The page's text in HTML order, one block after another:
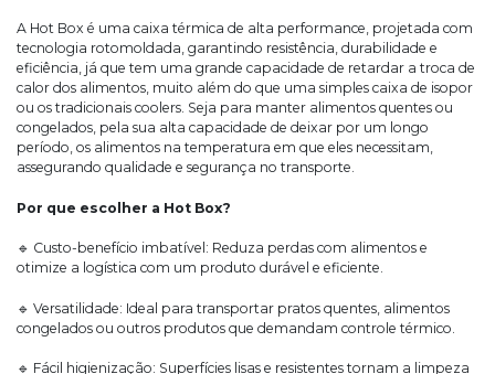
de
A Hot Box é uma caixa térmica de alta performance, projetada com
tecnologia rotomoldada, garantindo resistência, durabilidade e
eficiência, já que tem uma grande capacidade de retardar a troca de
calor dos alimentos, muito além do que uma simples caixa de isopor
ou os tradicionais coolers. Seja para manter alimentos quentes ou
congelados, pela sua alta capacidade de deixar por um longo
período, os alimentos na temperatura em que eles necessitam,
assegurando qualidade e segurança no transporte.
Por que escolher a Hot Box?
🔹 Custo-benefício imbatível: Reduza perdas com alimentos e
otimize a logística com um produto durável e eficiente.
🔹 Versatilidade: Ideal para transportar pratos quentes, alimentos
congelados ou outros produtos que demandam controle térmico.
🔹 Fácil higienização: Superfícies lisas e resistentes tornam a limpeza